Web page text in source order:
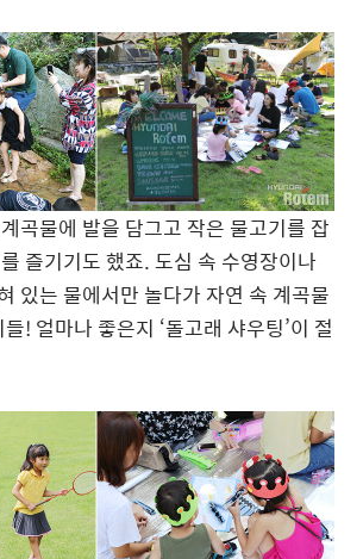
곡물에 발을 담그고 작은 물고기를 잡
즐기기도 했죠. 도심 속 수영장이나
있는 물에서만 놀다가 자연 속 계곡물
! 얼마나 좋은지 ‘돌고래 샤우팅’이 절